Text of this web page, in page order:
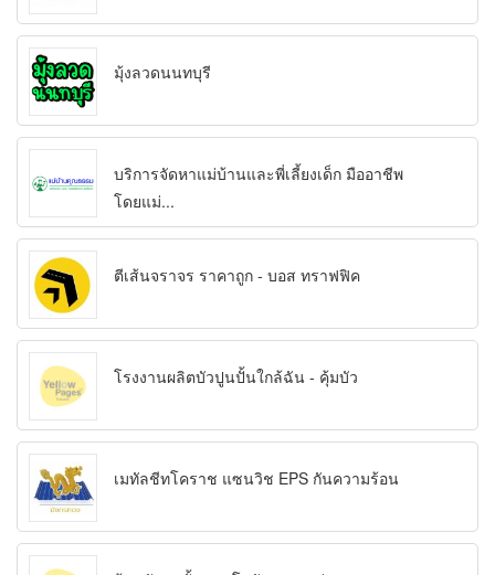
มุ้งลวดนนทบุรี
บริการจัดหาแม่บ้านและพี่เลี้ยงเด็ก มืออาชีพ
โดยแม่...
ตีเส้นจราจร ราคาถูก - บอส ทราฟฟิค
โรงงานผลิตบัวปูนปั้นใกล้ฉัน - คุ้มบัว
เมทัลชีทโคราช แซนวิช EPS กันความร้อน